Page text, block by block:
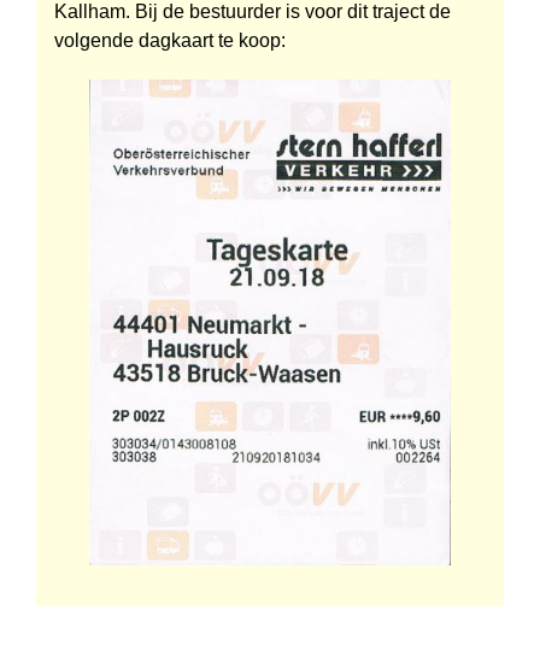
Kallham. Bij de bestuurder is voor dit traject de
volgende dagkaart te koop: